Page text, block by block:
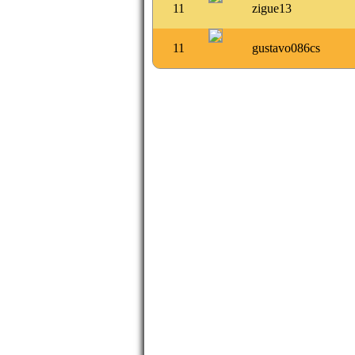
11 zigue13
11 gustavo086cs